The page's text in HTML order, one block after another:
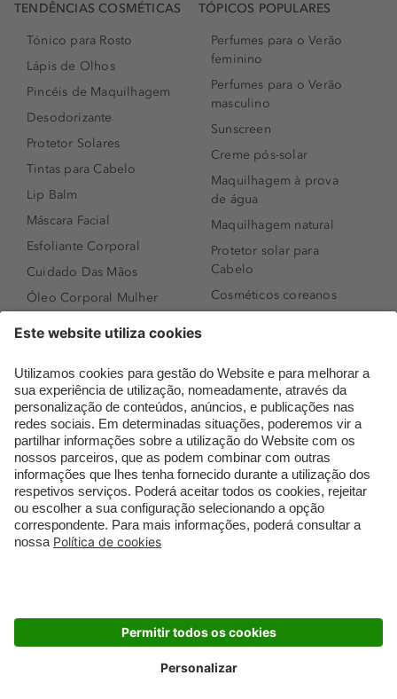
TENDÊNCIAS COSMÉTICAS
Tónico para Rosto
Lápis de Olhos
Pincéis de Maquilhagem
Desodorizante
Protetor Solares
Tintas para Cabelo
Lip Balm
Máscara Facial
Esfoliante Corporal
Cuidado Das Mãos
Óleo Corporal Mulher
Sérum de Rosto
Body mist & Spray
corporal
Produtos para Cabelo
Homem
Espuma de Limpeza
Facial
Dermocosmética
TÓPICOS POPULARES
Perfumes para o Verão
feminino
Perfumes para o Verão
masculino
Sunscreen
Creme pós-solar
Maquilhagem à prova
de água
Maquilhagem natural
Protetor solar para
Cabelo
Cosméticos coreanos
Perfumes árabes
Novidades
Melhores Perfumes
Femininos
TOP 10: Perfumes
Masculinos
Pestanas Postiças
Creme Rosto Homem
Embalagens Sustentáveis